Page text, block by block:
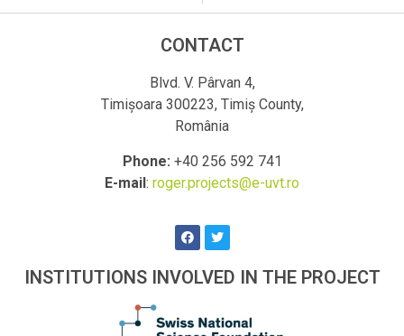
CONTACT
Blvd. V. Pârvan 4,
Timișoara 300223, Timiș County,
România
Phone: +40 256 592 741
E-mail: roger.projects@e-uvt.ro
INSTITUTIONS INVOLVED IN THE PROJECT